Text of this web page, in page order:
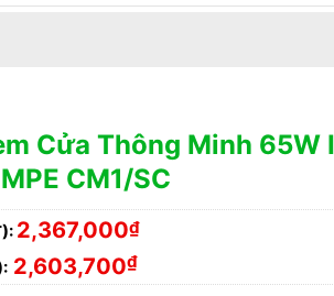
Cửa Thông Minh 65W
CM1/SC
2,367,000₫
2,603,700₫